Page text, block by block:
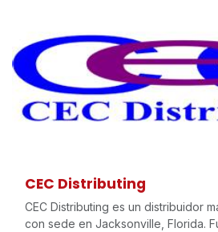
CEC Distributing
CEC Distributing es un distribuidor
con sede en Jacksonville, Florida.